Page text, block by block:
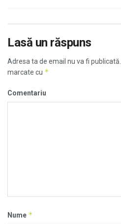
Lasă un răspuns
Adresa ta de email nu va fi publicată.
marcate cu *
Comentariu
Nume *